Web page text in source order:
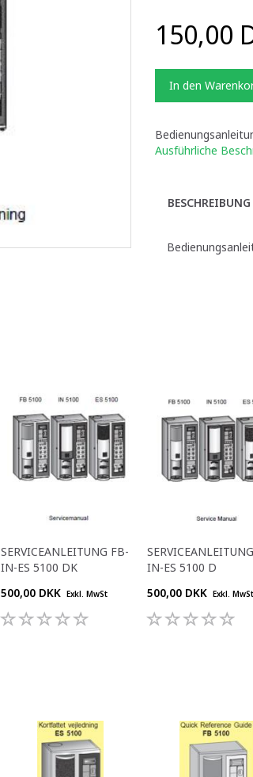
150,00
In den
Ausführliche
BESCHREIBUNG
SERVICEANLEITUNG FB-
IN-ES 5100 DK
500,00 DKK Exkl. MwSt
IN-ES 5100 D
500,00 DKK Exkl. MwSt